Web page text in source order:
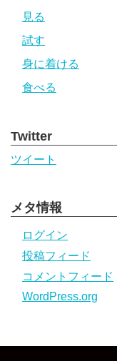
見る
試す
身に着ける
食べる
Twitter
ツイート
メタ情報
ログイン
投稿フィード
コメントフィード
WordPress.org